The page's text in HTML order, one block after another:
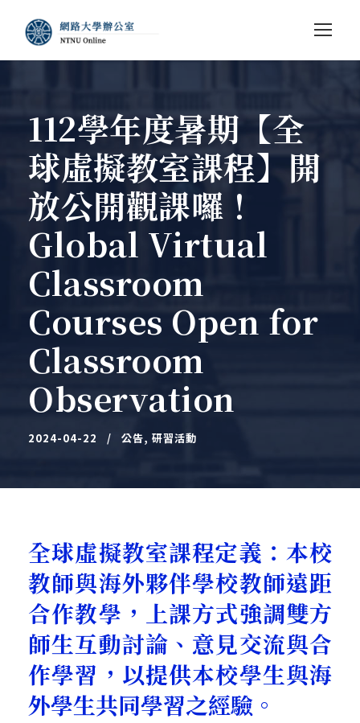
112學年度暑期【全
球虛擬教室課程】開
放公開觀課囉！
Global Virtual
Classroom
Courses Open for
Classroom
Observation
2024-04-22 公告, 研習活動
全球虛擬教室課程定義：本校
教師與海外夥伴學校教師遠距
合作教學，上課方式強調雙方
師生互動討論、意見交流與合
作學習，以提供本校學生與海
外學生共同學習之經驗。